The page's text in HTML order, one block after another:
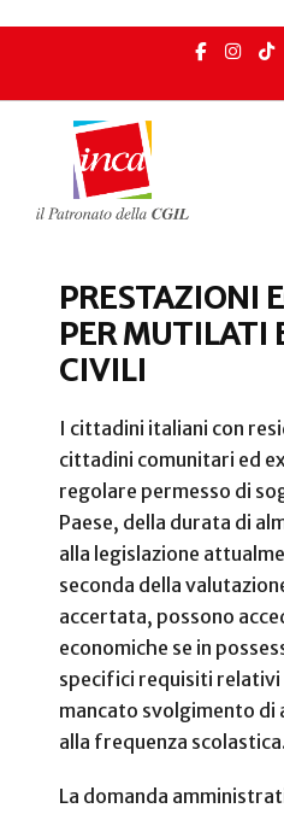
PRESTAZIONI
PER MUTILATI
CIVILI
I cittadini italiani con
cittadini comunitari ed
regolare permesso di
Paese, della durata di
alla legislazione
seconda della
accertata, possono
economiche se in
specifici requisiti relativi
mancato svolgimento
alla frequenza
La domanda